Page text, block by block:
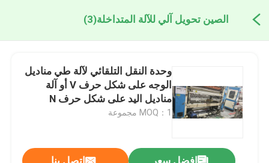
الصين تحويل آلي للآلة المتداخلة(3)
وحدة النقل التلقائي لآلة طي مناديل
الوجه على شكل حرف V أو آلة
مناديل اليد على شكل حرف N
MOQ：1 مجموعة